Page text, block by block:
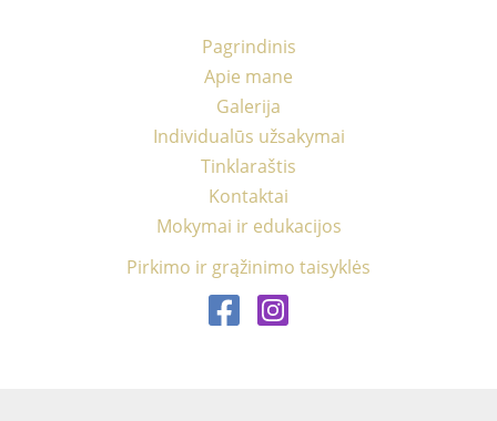
Pagrindinis
Apie mane
Galerija
Individualūs užsakymai
Tinklaraštis
Kontaktai
Mokymai ir edukacijos
Pirkimo ir grąžinimo taisyklės